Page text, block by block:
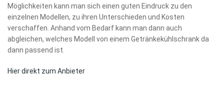
Möglichkeiten kann man sich einen guten Eindruck zu den
einzelnen Modellen, zu ihren Unterschieden und Kosten
verschaffen. Anhand vom Bedarf kann man dann auch
abgleichen, welches Modell von einem Getränkekühlschrank da
dann passend ist.
Hier direkt zum Anbieter